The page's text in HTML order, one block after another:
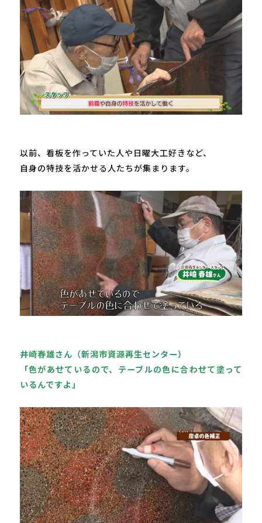
以前、看板を作っていた人や日曜大工好きなど、
自身の特技を活かせる人たちが集まります。
井崎春雄さん（新潟市資源再生センター）
「色があせているので、テーブルの色に合わせて塗って
いるんですよ」